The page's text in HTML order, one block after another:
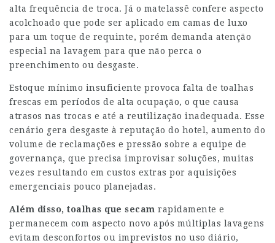
alta frequência de troca. Já o matelassê confere aspecto
acolchoado que pode ser aplicado em camas de luxo
para um toque de requinte, porém demanda atenção
especial na lavagem para que não perca o
preenchimento ou desgaste.
Estoque mínimo insuficiente provoca falta de toalhas
frescas em períodos de alta ocupação, o que causa
atrasos nas trocas e até a reutilização inadequada. Esse
cenário gera desgaste à reputação do hotel, aumento do
volume de reclamações e pressão sobre a equipe de
governança, que precisa improvisar soluções, muitas
vezes resultando em custos extras por aquisições
emergenciais pouco planejadas.
Além disso, toalhas que secam rapidamente e
permanecem com aspecto novo após múltiplas lavagens
evitam desconfortos ou imprevistos no uso diário,